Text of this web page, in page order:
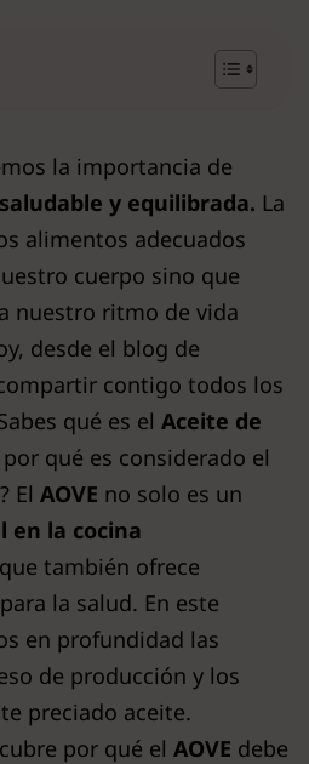
la importancia de
y equilibrada. La
alimentos adecuados
cuerpo sino que
nuestro ritmo de vida
desde el blog de
contigo todos los
qué es el Aceite de
qué es considerado el
El AOVE no solo es un
en la cocina
también ofrece
la salud. En este
en profundidad las
de producción y los
preciado aceite.
por qué el AOVE debe